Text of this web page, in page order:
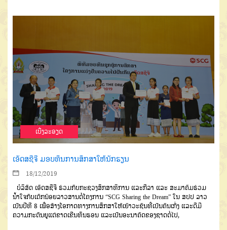
ເບີ່ງລະອຽດ
ເອັດສຊີຈີ ມອບທຶນການສຶກສາໃຫ້ນັກຮຽນ
18/12/2019
ບໍລິສັດ ເອັດສຊີຈີ ຮ່ວມກັບກະຊວງສຶກສາທິການ ແລະກີລາ ແລະ ສະມາຄົມຮ່ວມ
ນໍ້າໃຈກັບເດັກນ້ອຍລາວສານຕໍ່ໂຄງການ “SCG Sharing the Dream” ໃນ ສປປ ລາວ
ເປັນປີທີ 8 ເພື່ອສ້າງໂອກາດທາງການສຶກສາໃຫ້ເຍົາວະຊົນທີ່ເປັນຄົນເກັ່ງ ແລະດີມີ
ຄວາມກະຕັນຍູແຕ່ຂາດເຂີນທຶນຮອນ ແລະເປັນອະນາຄົດຂອງຊາດຕໍ່ໄປ,